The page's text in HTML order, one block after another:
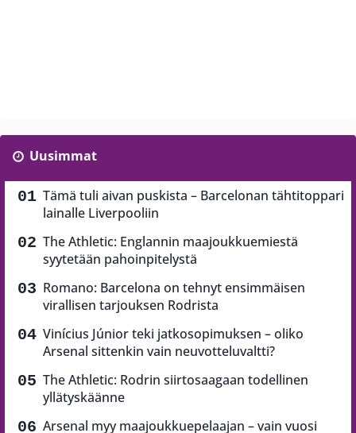
Uusimmat
Tämä tuli aivan puskista – Barcelonan tähtitoppari
lainalle Liverpooliin
The Athletic: Englannin maajoukkuemiestä
syytetään pahoinpitelystä
Romano: Barcelona on tehnyt ensimmäisen
virallisen tarjouksen Rodrista
Vinícius Júnior teki jatkosopimuksen – oliko
Arsenal sittenkin vain neuvotteluvaltti?
The Athletic: Rodrin siirtosaagaan todellinen
yllätyskäänne
Arsenal myy maajoukkuepelaajan – vain vuosi